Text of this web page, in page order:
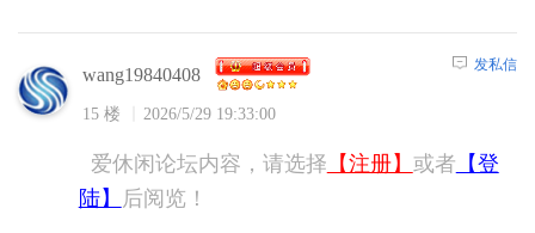
wang19840408
15 楼 2026/5/29 19:33:00
发私信
爱休闲论坛内容，请选择 【注册】 或者 【登
陆】
后阅览！